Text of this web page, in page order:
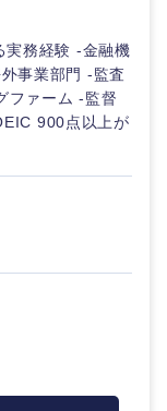
実務経験 -金融機
事業部門 -監査
ファーム -監督
900点以上が